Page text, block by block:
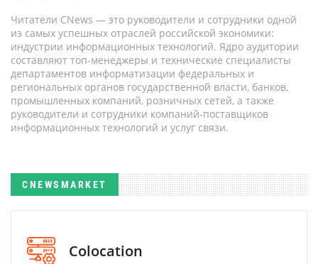
Читатели CNews — это руководители и сотрудники одной
из самых успешных отраслей российской экономики:
индустрии информационных технологий. Ядро аудитории
составляют топ-менеджеры и технические специалисты
департаментов информатизации федеральных и
региональных органов государственной власти, банков,
промышленных компаний, розничных сетей, а также
руководители и сотрудники компаний-поставщиков
информационных технологий и услуг связи.
CNEWSMARKET
Colocation